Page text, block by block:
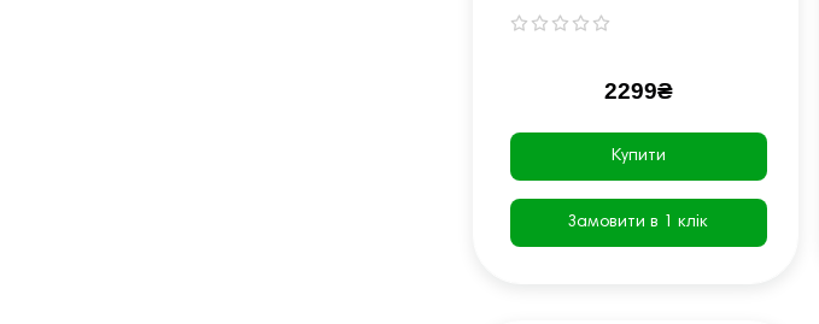
2299₴
Купити
Замовити в 1 клік